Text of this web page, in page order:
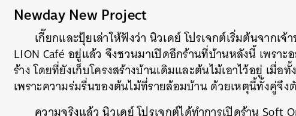
Newday New Project
เกี๊ยกและปุ้ยเล่าให้ฟังว่า นิวเดย์ โปรเจกต์เริ่มต้นจากเจ้
LION Caféอยู่แล้ว จึงชวนมาเปิดอีกร้านที่บ้านหลังนี้ เพรา
ร้างโดยที่ยังเก็บโครงสร้างบ้านเดิมและต้นไม้เอาไว้อยู่ เมื่
เพราะความร่มรื่นของต้นไม้ที่รายล้อมบ้าน ด้วยเหตุนี้ทั้งคู่จึง